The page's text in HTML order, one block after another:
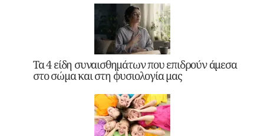
Τα 4 είδη συναισθημάτων που επιδρούν άμεσα
στο σώμα και στη φυσιολογία μας